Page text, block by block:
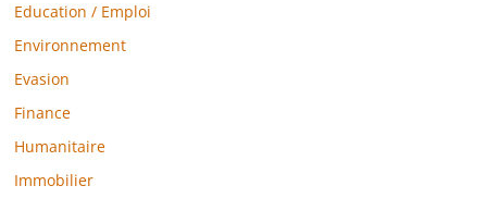
Education / Emploi
Environnement
Evasion
Finance
Humanitaire
Immobilier